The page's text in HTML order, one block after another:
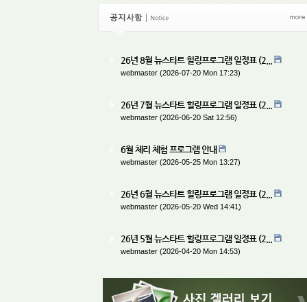
26년 8월 뉴스타트 힐링프로그램 일정표 (2...
webmaster (2026-07-20 Mon 17:23)
26년 7월 뉴스타트 힐링프로그램 일정표 (2...
webmaster (2026-06-20 Sat 12:56)
6월 체리 체험 프로그램 안내
webmaster (2026-05-25 Mon 13:27)
26년 6월 뉴스타트 힐링프로그램 일정표 (2...
webmaster (2026-05-20 Wed 14:41)
26년 5월 뉴스타트 힐링프로그램 일정표 (2...
webmaster (2026-04-20 Mon 14:53)